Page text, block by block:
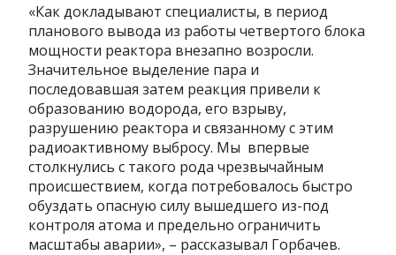
«Как докладывают специалисты, в период
планового вывода из работы четвертого блока
мощности реактора внезапно возросли.
Значительное выделение пара и
последовавшая затем реакция привели к
образованию водорода, его взрыву,
разрушению реактора и связанному с этим
радиоактивному выбросу. Мы впервые
столкнулись с такого рода чрезвычайным
происшествием, когда потребовалось быстро
обуздать опасную силу вышедшего из-под
контроля атома и предельно ограничить
масштабы аварии», – рассказывал Горбачев.